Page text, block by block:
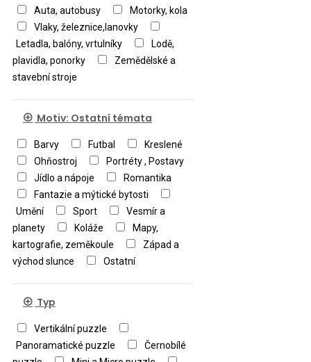
Auta, autobusy
Motorky, kola
Vlaky, železnice,lanovky
Letadla, balóny, vrtulníky
Lodě,
plavidla, ponorky
Zemědělské a
stavební stroje
Motiv: Ostatní témata
Barvy Futbal
Kreslené
Ohňostroj
Portréty , Postavy
Jídlo a nápoje
Romantika
Fantazie a mýtické bytosti
Umění
Sport
Vesmír a
planety
Koláže
Mapy,
kartografie, zeměkoule
Západ a
východ slunce
Ostatní
Typ
Vertikální puzzle
Panoramatické puzzle
Černobílé